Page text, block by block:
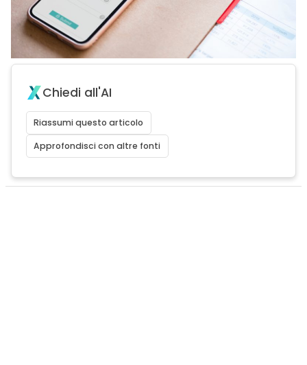
Chiedi all'AI
Riassumi questo articolo
Approfondisci con altre fonti